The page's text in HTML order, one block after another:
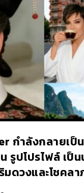
กำลังกลายเป็
รูปโปรไฟล์ เป็
มดวงและโชคล